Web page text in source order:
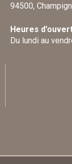
94500,
Heures
Du lundi au